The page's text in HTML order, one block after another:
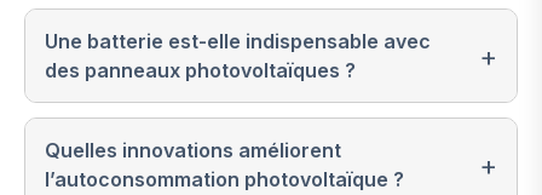
Une batterie est-elle indispensable avec
des panneaux photovoltaïques ?
Quelles innovations améliorent
l’autoconsommation photovoltaïque ?